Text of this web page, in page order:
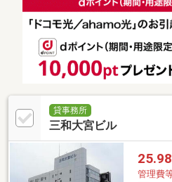
貸事務所
三和大宮ビル
25.98
管理費